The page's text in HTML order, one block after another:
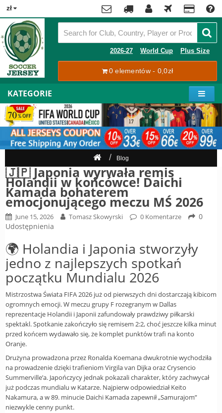
zł
Contact
Tracking
Moje
konto
Rejestracja
się
Shipping
Payment
Zamówienie
2026-27 World Cup Plus Size
0 elementów - 0,0zł
x
KATEGORIE
Premier
League
La
Liga
Bundesliga
Serie
A
Ligue
1
Pilkarze
Mistrzostwa
Świata
2026
Europe
CONMEBOL
Other
Teams
Retro
Dzieci
Damska
Blog
🇯🇵 Japonia wyrwała remis
Holandii w końcówce! Daichi
Kamada bohaterem
emocjonującego meczu MŚ 2026
June 15, 2026 Tomasz Skowyrski 0 Komentarze
0
Udostępnienia
🌍 Holandia i Japonia stworzyły
jedno z najlepszych spotkań
początku Mundialu 2026
Mistrzostwa Świata FIFA 2026 już od pierwszych dni dostarczają kibicom
ogromnych emocji. W meczu grupy F rozegranym w Dallas
reprezentacje Holandii i Japonii zafundowały prawdziwy piłkarski
spektakl. Spotkanie zakończyło się remisem 2:2, choć jeszcze kilka minut
przed końcem wydawało się, że komplet punktów trafi na konto
Oranje.
Drużyna prowadzona przez Ronalda Koemana dwukrotnie wychodziła
na prowadzenie dzięki trafieniom Virgila van Dijka oraz Crysencio
Summerville’a. Japończycy jednak pokazali charakter, który zachwycał
już podczas mundialu w Katarze. Najpierw odpowiedział Keito
Nakamura, a w 89. minucie Daichi Kamada zapewnił „Samurajom”
niezwykle cenny punkt.